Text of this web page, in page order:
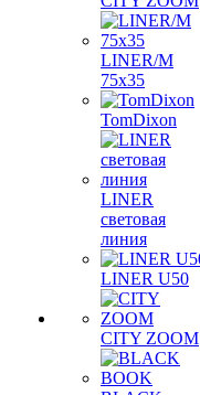
LINER/M
75х35
TomDixon
LINER
световая
линия
LINER U50
CITY ZOOM